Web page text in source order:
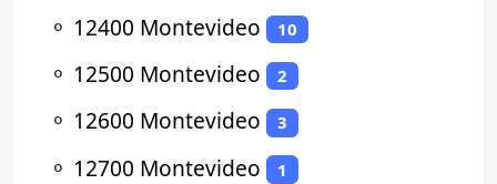
⚬ 12400 Montevideo 10
⚬ 12500 Montevideo 2
⚬ 12600 Montevideo 3
⚬ 12700 Montevideo 1